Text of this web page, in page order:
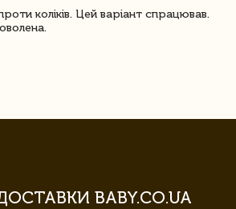
коліків. Цей варіант спрацював.
BABY.CO.UA